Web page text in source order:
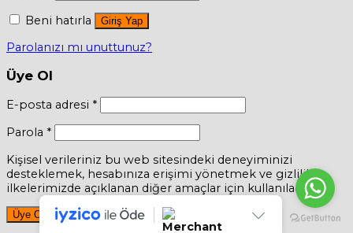
Beni hatırla Giriş Yap
Parolanızı mı unuttunuz?
Üye Ol
E-posta adresi *
Parola *
Kişisel verileriniz bu web sitesindeki deneyiminizi
desteklemek, hesabınıza erişimi yönetmek ve gizlilik
ilkelerimizde açıklanan diğer amaçlar için kullanılacaktır.
Üye Ol